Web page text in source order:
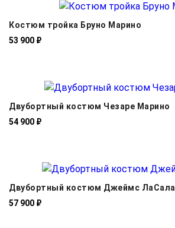
Костюм тройка Бруно Марино
53 900 ₽
Двубортный костюм Чезаре Марино
54 900 ₽
Двубортный костюм Джеймс ЛаСала
57 900 ₽